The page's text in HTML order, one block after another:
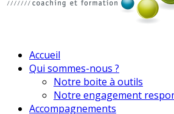
Accueil
Qui sommes-nous ?
Notre boite à outils
Notre engagement
Accompagnements